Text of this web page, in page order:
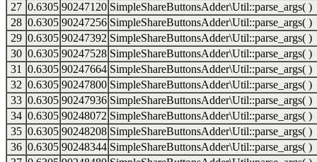
27 0.6305 90247120 SimpleShareButtonsAdder\Util::parse_args( )
28 0.6305 90247256 SimpleShareButtonsAdder\Util::parse_args( )
29 0.6305 90247392 SimpleShareButtonsAdder\Util::parse_args( )
30 0.6305 90247528 SimpleShareButtonsAdder\Util::parse_args( )
31
0.6305 90247664 SimpleShareButtonsAdder\Util::parse_args( )
32 0.6305 90247800 SimpleShareButtonsAdder\Util::parse_args( )
33 0.6305 90247936 SimpleShareButtonsAdder\Util::parse_args( )
34 0.6305 90248072 SimpleShareButtonsAdder\Util::parse_args( )
35 0.6305 90248208 SimpleShareButtonsAdder\Util::parse_args( )
36 0.6305 90248344 SimpleShareButtonsAdder\Util::parse_args( )